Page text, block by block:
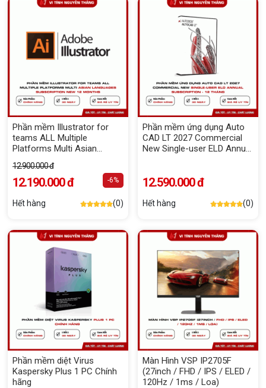
Phần mềm Illustrator for
teams ALL Multiple
Platforms Multi Asian
New 12 months
12.900.000 đ
12.190.000 đ -6%
Hết hàng (0)
Phần mềm ứng dụng Auto
CAD LT 2027 Commercial
New Single-user ELD Annual
12.590.000 đ
Hết hàng (0)
Phần mềm diệt Virus
Kaspersky Plus 1 PC Chính
hãng
Màn Hình VSP IP2705F
(27inch / FHD / IPS / ELED /
120Hz / 1ms / Loa)